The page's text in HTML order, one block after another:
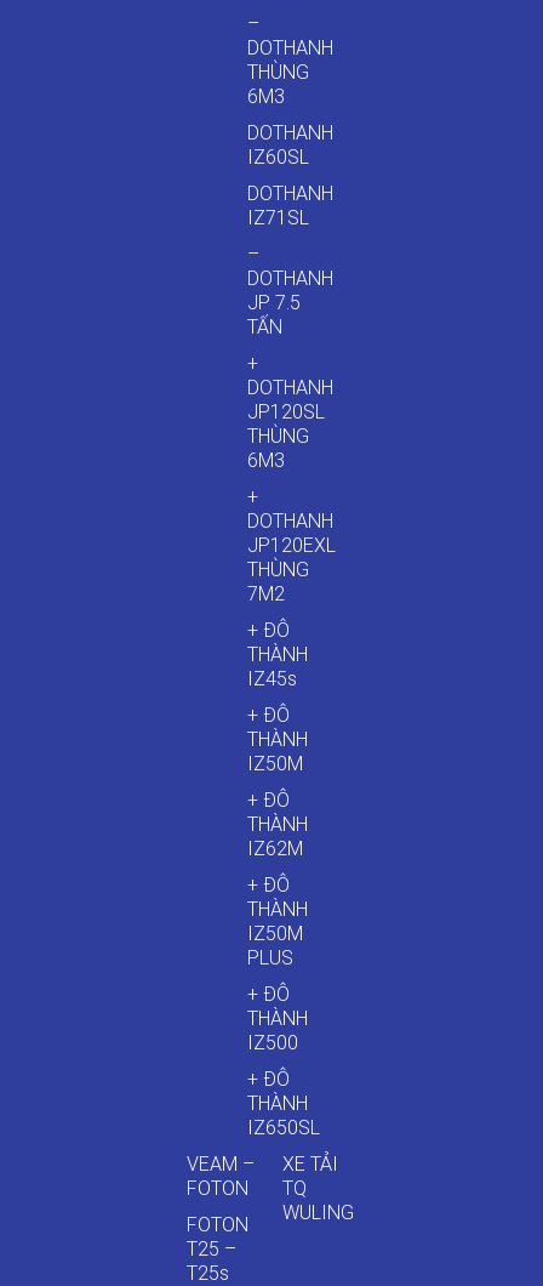
–
DOTHANH
THÙNG
6M3
DOTHANH
IZ60SL
DOTHANH
IZ71SL
–
DOTHANH
JP 7.5
TẤN
+
DOTHANH
JP120SL
THÙNG
6M3
+
DOTHANH
JP120EXL
THÙNG
7M2
+ ĐÔ
THÀNH
IZ45s
+ ĐÔ
THÀNH
IZ50M
+ ĐÔ
THÀNH
IZ62M
+ ĐÔ
THÀNH
IZ50M
PLUS
+ ĐÔ
THÀNH
IZ500
+ ĐÔ
THÀNH
IZ650SL
VEAM –
FOTON
FOTON
T25 –
T25s
XE TẢI
TQ
WULING